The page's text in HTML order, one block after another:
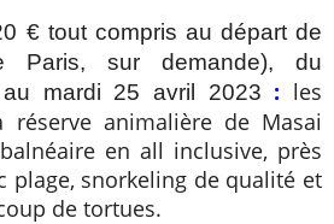
€ tout compris au départ de
Paris, sur demande), du
mardi 25 avril 2023 : les
réserve animalière de Masai
en all inclusive, près
plage, snorkeling de qualité et
de tortues.